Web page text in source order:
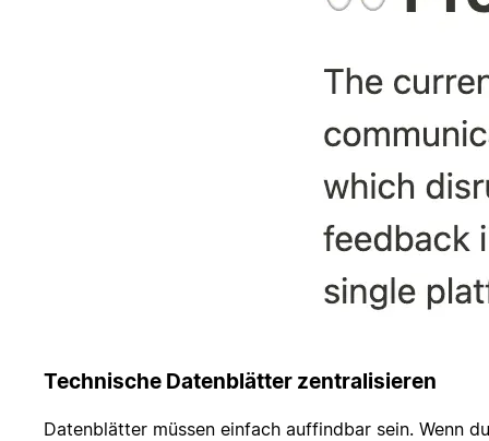
Technische Datenblätter zentralisieren
Datenblätter müssen einfach auffindbar sein. Wenn